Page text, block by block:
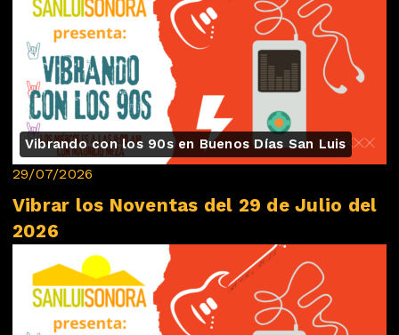
Vibrando con los 90s en Buenos Días San Luis
29/07/2026
Vibrar los Noventas del 29 de Julio del
2026